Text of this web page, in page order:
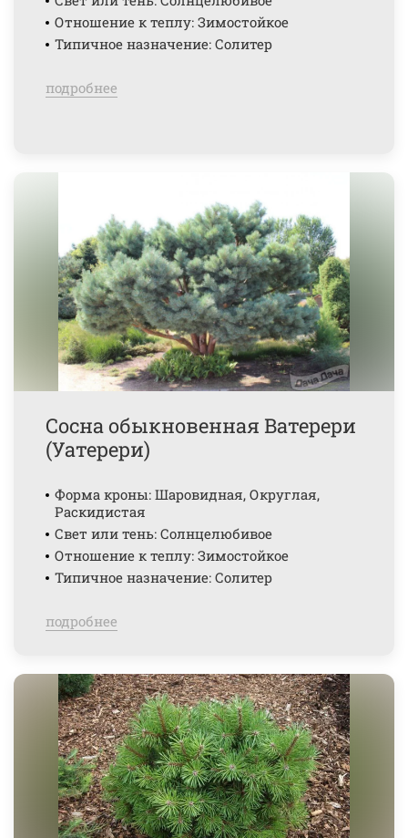
Отношение к теплу: Зимостойкое
Типичное назначение: Солитер
подробнее
Сосна обыкновенная Ватерери
(Уатерери)
Форма кроны: Шаровидная, Округлая,
Раскидистая
Свет или тень: Солнцелюбивое
Отношение к теплу: Зимостойкое
Типичное назначение: Солитер
подробнее